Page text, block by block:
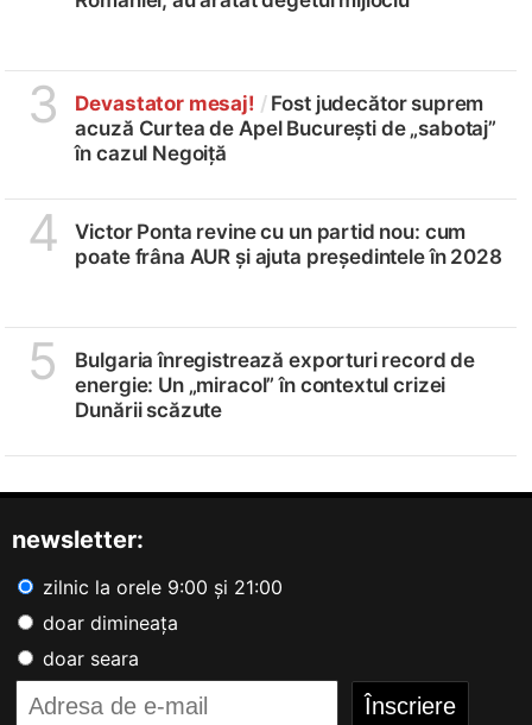
3 Devastator mesaj! / Fost judecător suprem
acuză Curtea de Apel București de „sabotaj”
în cazul Negoiță
4
Victor Ponta revine cu un partid nou: cum
poate frâna AUR și ajuta președintele în 2028
5
Bulgaria înregistrează exporturi record de
energie: Un „miracol” în contextul crizei
Dunării scăzute
newsletter:
zilnic la orele 9:00 și 21:00
doar dimineața
doar seara